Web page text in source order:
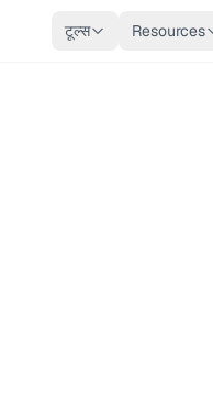
टूल्स Resources